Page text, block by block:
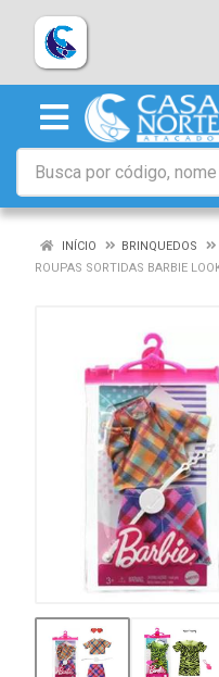
INÍCIO BRINQUEDOS
ROUPAS SORTIDAS BARBIE